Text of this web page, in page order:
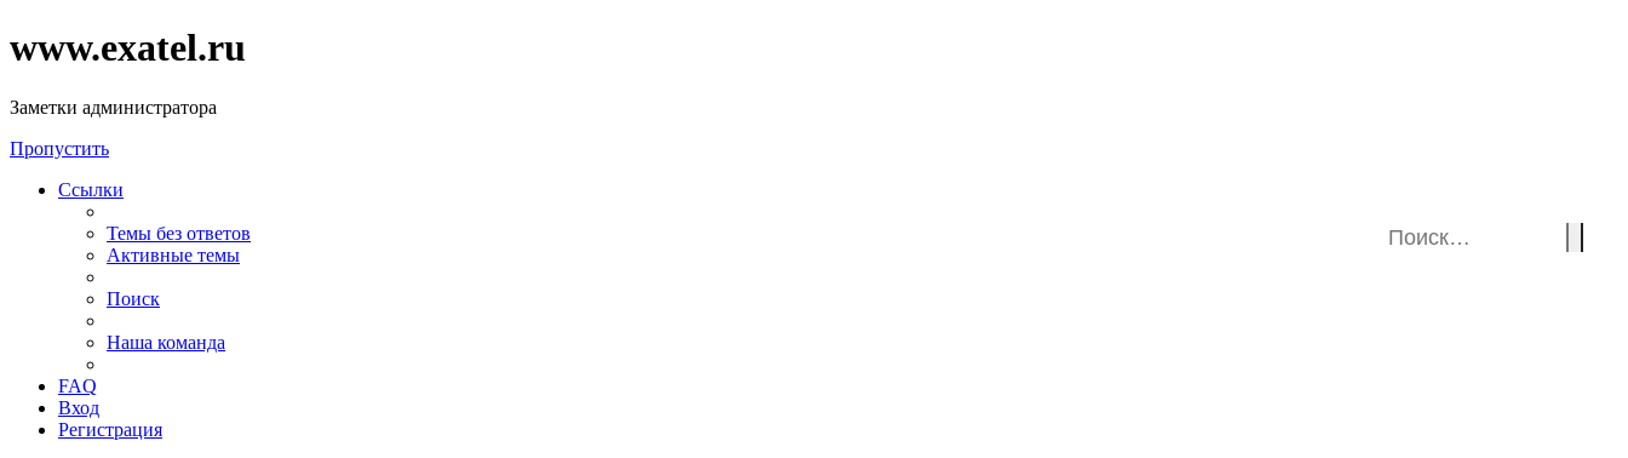
www.exatel.ru
Заметки администратора
Пропустить
Ссылки
Темы без ответов
Активные темы
Поиск
Наша команда
FAQ
Вход
Регистрация